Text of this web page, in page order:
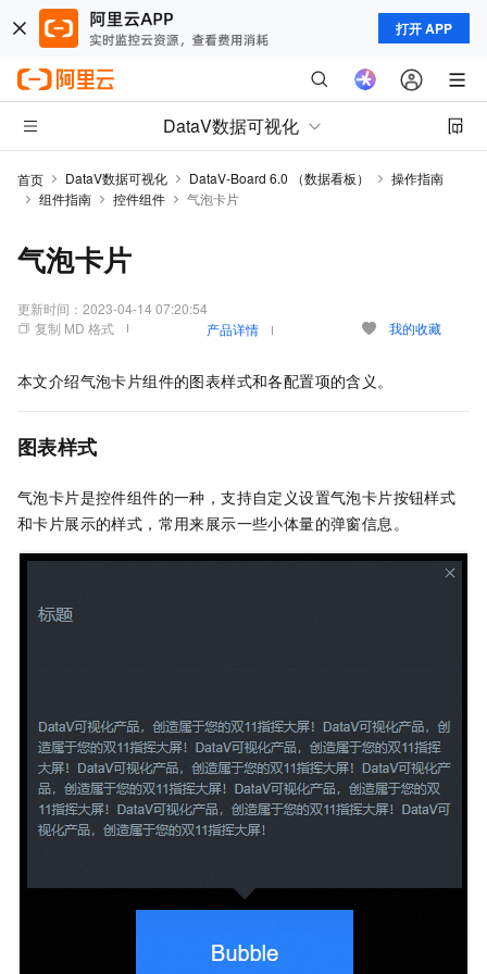
打开 APP
DataV数据可视化
首页 DataV数据可视化 DataV-Board 6.0 （数据看板）
操作指南
组件指南
控件组件 气泡卡片
气泡卡片
更新时间： 2023-04-14 07:20:54
复制 MD 格式
产品详情 我的收藏
本文介绍气泡卡片组件的图表样式和各配置项的含义。
图表样式
气泡卡片是控件组件的一种，支持自定义设置气泡卡片按钮样式
和卡片展示的样式，常用来展示一些小体量的弹窗信息。